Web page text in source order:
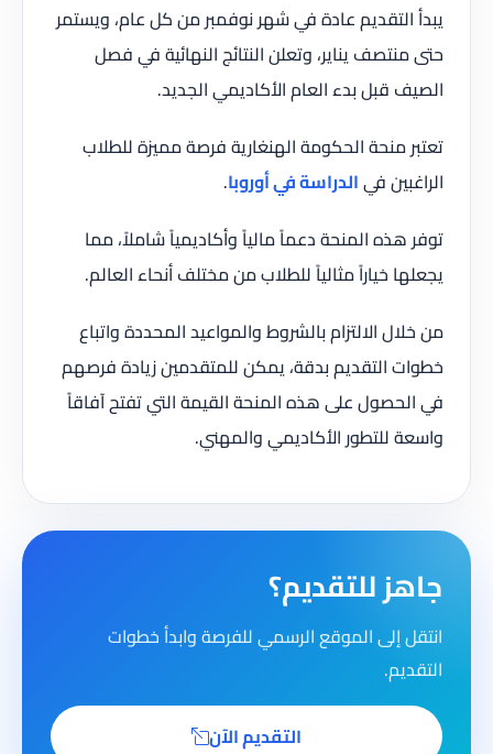
يبدأ التقديم عادة في شهر نوفمبر من كل عام، ويستمر
حتى منتصف يناير، وتعلن النتائج النهائية في فصل
الصيف قبل بدء العام الأكاديمي الجديد.
تعتبر منحة الحكومة الهنغارية فرصة مميزة للطلاب
الراغبين فيالدراسة في أوروبا.
توفر هذه المنحة دعماً مالياً وأكاديمياً شاملاً، مما
يجعلها خياراً مثالياً للطلاب من مختلف أنحاء العالم.
من خلال الالتزام بالشروط والمواعيد المحددة واتباع
خطوات التقديم بدقة، يمكن للمتقدمين زيادة فرصهم
في الحصول على هذه المنحة القيمة التي تفتح آفاقاً
واسعة للتطور الأكاديمي والمهني.
جاهز للتقديم؟
انتقل إلى الموقع الرسمي للفرصة وابدأ خطوات
التقديم.
التقديم الآن